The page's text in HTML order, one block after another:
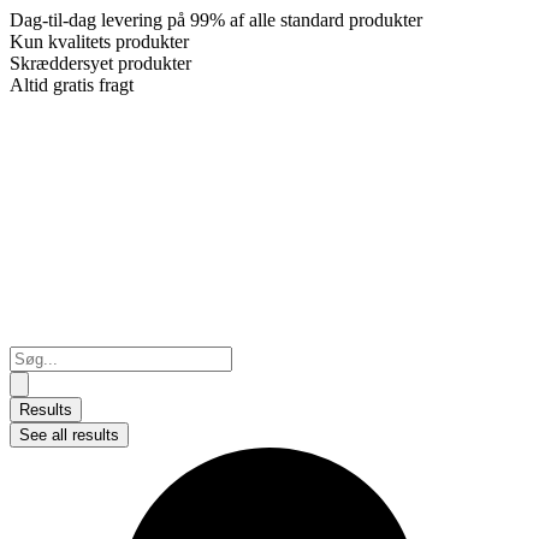
Dag-til-dag levering på 99% af alle standard produkter
Kun kvalitets produkter
Skræddersyet produkter
Altid gratis fragt
Search
...
Results
See all results